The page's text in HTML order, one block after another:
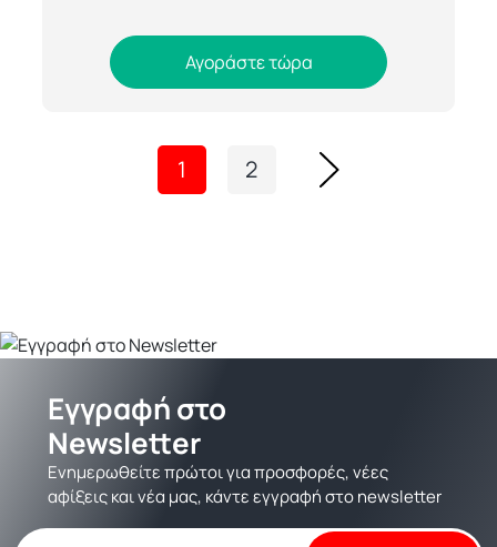
Αγοράστε τώρα
1 2
Εγγραφή στο
Newsletter
Ενημερωθείτε πρώτοι για προσφορές, νέες
αφίξεις και νέα μας, κάντε εγγραφή στο newsletter